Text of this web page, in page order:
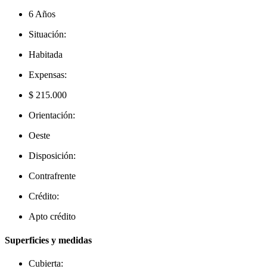
6 Años
Situación:
Habitada
Expensas:
$ 215.000
Orientación:
Oeste
Disposición:
Contrafrente
Crédito:
Apto crédito
Superficies y medidas
Cubierta: